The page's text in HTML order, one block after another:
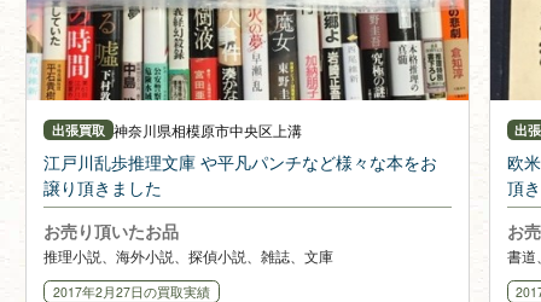
出張買取 神奈川県相模原市中央区上溝
江戸川乱歩推理文庫 や平凡パンチなど様々な本をお
譲り頂きました
お売り頂いたお品
推理小説、海外小説、探偵小説、雑誌、文庫
2017年2月27日の買取実績
出
欧
頂
お
書道